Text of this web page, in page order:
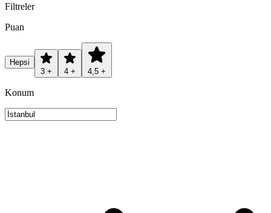
Filtreler
Puan
Hepsi
3 +
4 + 4,5 +
Konum